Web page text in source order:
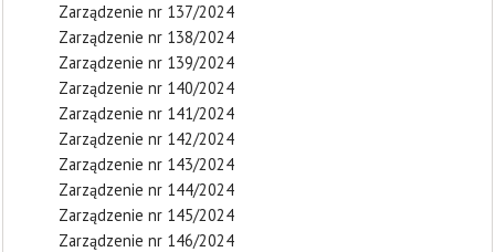
Zarządzenie nr 137/2024
Zarządzenie nr 138/2024
Zarządzenie nr 139/2024
Zarządzenie nr 140/2024
Zarządzenie nr 141/2024
Zarządzenie nr 142/2024
Zarządzenie nr 143/2024
Zarządzenie nr 144/2024
Zarządzenie nr 145/2024
Zarządzenie nr 146/2024